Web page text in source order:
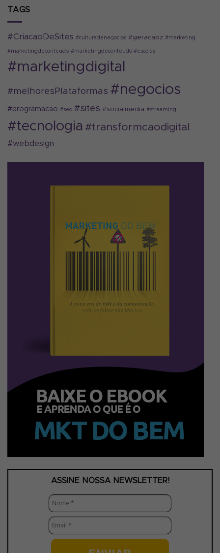
Youtube
como
fazer
qual
a
importância
TAGS
#CriacaoDeSites #culturadenegocios #geracaoz #marketing
#marketingdeconteudo #marketingdeconteudo #escolas
#marketingdigital
#melhoresPlataformas #negocios
#programacao #seo #sites #socialmedia #streaming
#tecnologia #transformcaodigital
#webdesign
ASSINE NOSSA NEWSLETTER!